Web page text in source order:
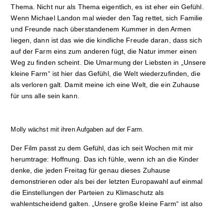
Thema. Nicht nur als Thema eigentlich, es ist eher ein Gefühl.
Wenn Michael Landon mal wieder den Tag rettet, sich Familie
und Freunde nach überstandenem Kummer in den Armen
liegen, dann ist das wie die kindliche Freude daran, dass sich
auf der Farm eins zum anderen fügt, die Natur immer einen
Weg zu finden scheint. Die Umarmung der Liebsten in „Unsere
kleine Farm“ ist hier das Gefühl, die Welt wiederzufinden, die
als verloren galt. Damit meine ich eine Welt, die ein Zuhause
für uns alle sein kann.
Molly wächst mit ihren Aufgaben auf der Farm.
Der Film passt zu dem Gefühl, das ich seit Wochen mit mir
herumtrage: Hoffnung. Das ich fühle, wenn ich an die Kinder
denke, die jeden Freitag für genau dieses Zuhause
demonstrieren oder als bei der letzten Europawahl auf einmal
die Einstellungen der Parteien zu Klimaschutz als
wahlentscheidend galten. „Unsere große kleine Farm“ ist also